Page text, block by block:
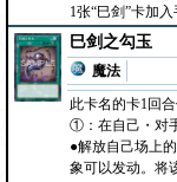
1张“巳剑”卡加
巳剑之勾玉
魔法
此卡名的卡1回合
①：在自己・对
●解放自己场上
象可以发动。将